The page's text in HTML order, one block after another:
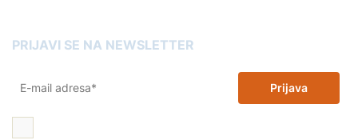
PRIJAVI SE NA NEWSLETTER
Prijava